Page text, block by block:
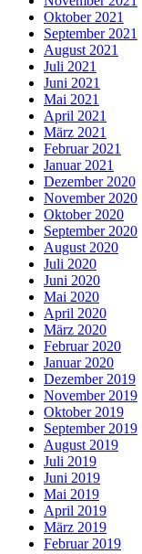
Oktober 2021
September 2021
August 2021
Juli 2021
Juni 2021
Mai 2021
April 2021
März 2021
Februar 2021
Januar 2021
Dezember 2020
November 2020
Oktober 2020
September 2020
August 2020
Juli 2020
Juni 2020
Mai 2020
April 2020
März 2020
Februar 2020
Januar 2020
Dezember 2019
November 2019
Oktober 2019
September 2019
August 2019
Juli 2019
Juni 2019
Mai 2019
April 2019
März 2019
Februar 2019